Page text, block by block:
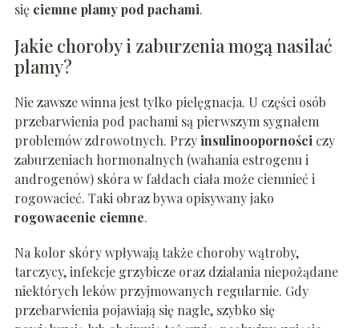
się ciemne plamy pod pachami.
Jakie choroby i zaburzenia mogą nasilać
plamy?
Nie zawsze winna jest tylko pielęgnacja. U części osób
przebarwienia pod pachami są pierwszym sygnałem
problemów zdrowotnych. Przyinsulinoopornościczy
zaburzeniach hormonalnych (wahania estrogenu i
androgenów) skóra w fałdach ciała może ciemnieć i
rogowacieć. Taki obraz bywa opisywany jako
rogowacenie ciemne.
Na kolor skóry wpływają także choroby wątroby,
tarczycy, infekcje grzybicze oraz działania niepożądane
niektórych leków przyjmowanych regularnie. Gdy
przebarwienia pojawiają się nagle, szybko się